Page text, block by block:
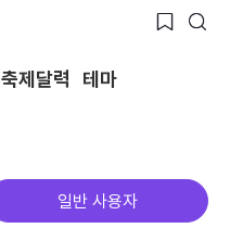
축제달력 테마
일반 사용자